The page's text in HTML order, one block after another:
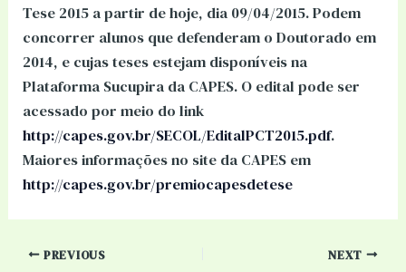
Tese 2015 a partir de hoje, dia 09/04/2015. Podem
concorrer alunos que defenderam o Doutorado em
2014, e cujas teses estejam disponíveis na
Plataforma Sucupira da CAPES. O edital pode ser
acessado por meio do link
http://capes.gov.br/SECOL/EditalPCT2015.pdf.
Maiores informações no site da CAPES em
http://capes.gov.br/premiocapesdetese
PREVIOUS NEXT